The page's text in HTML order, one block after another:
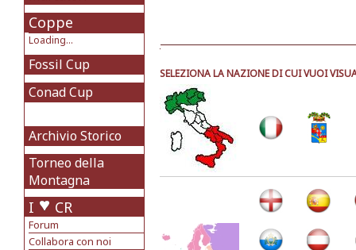
Coppe
Loading...
Fossil Cup
Conad Cup
Archivio Storico
Torneo della
Montagna
I CR
Forum
Collabora con noi
SELEZIONA LA NAZIONE DI CUI VUOI